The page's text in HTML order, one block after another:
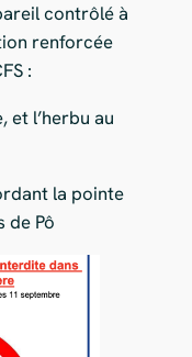
contrôlé à
renforcée
:
et l’herbu au
la pointe
de Pô